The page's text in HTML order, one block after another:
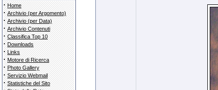
· Home
· Archivio (per Argomento)
· Archivio (per Data)
· Archivio Contenuti
· Classifica Top 10
· Downloads
· Links
· Motore di Ricerca
· Photo Gallery
· Servizio Webmail
· Statistiche del Sito